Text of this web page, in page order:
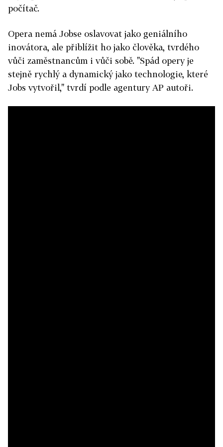
počítač.
Opera nemá Jobse oslavovat jako geniálního
inovátora, ale přiblížit ho jako člověka, tvrdého
vůči zaměstnancům i vůči sobě. "Spád opery je
stejně rychlý a dynamický jako technologie, které
Jobs vytvořil," tvrdí podle agentury AP autoři.